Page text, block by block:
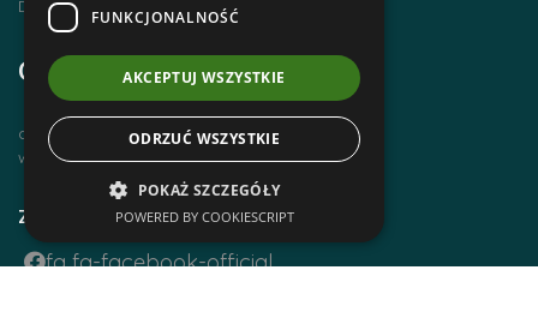
Dworzec Tatrzański
Godziny otwarcia
czynne od poniedziałku do piątku
w godz. 8 00 – 14 00
Zobacz również
fa fa-facebook-official
FUNKCJONALNOŚĆ
AKCEPTUJ WSZYSTKIE
ODRZUĆ WSZYSTKIE
POKAŻ SZCZEGÓŁY
POWERED BY COOKIESCRIPT